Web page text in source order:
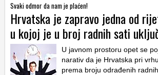
Svaki odmor da nam je plaćen!
Hrvatska je zapravo jedna od
u kojoj je u broj radnih sati
U javnom prostoru opet se
narativ da je Hrvatska pri
prema broju odrađenih